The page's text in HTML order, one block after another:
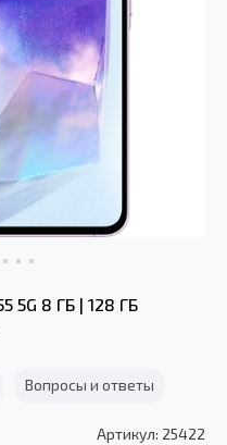
5G 8 ГБ | 128 ГБ
Вопросы и ответы
Артикул: 25422